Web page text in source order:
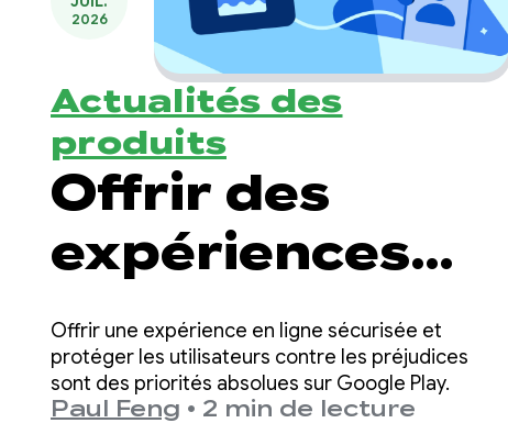
2026
Actualités des
produits
Offrir des
expériences
plus sûres et
adaptées à
Offrir une expérience en ligne sécurisée et
protéger les utilisateurs contre les préjudices
sont des priorités absolues sur Google Play.
Paul Feng • 2 min de lecture